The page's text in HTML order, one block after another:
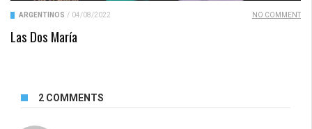
ARGENTINOS / 04/08/2022 NO COMMENT
Las Dos María
2 COMMENTS